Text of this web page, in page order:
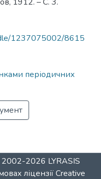
1237075002/8615
періодичних
2002-2026 LYRASIS
ліцензіїCreative